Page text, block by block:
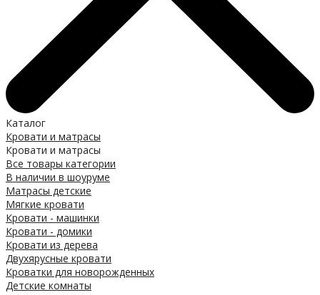
Каталог
Кровати и матрасы
Кровати и матрасы
Все товары категории
В наличии в шоуруме
Матрасы детские
Мягкие кровати
Кровати - машинки
Кровати - домики
Кровати из дерева
Двухярусные кровати
Кроватки для новорожденных
Детские комнаты